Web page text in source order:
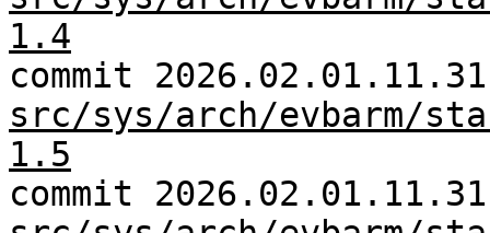
1.4
commit
src/sys/arch/evbarm/
1.5
commit